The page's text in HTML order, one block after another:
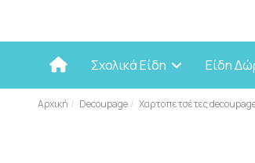
Σχολικά Είδη Είδη
Αρχική Decoupage Χαρτοπετσέτες